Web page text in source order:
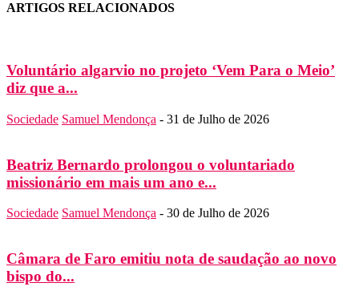
ARTIGOS RELACIONADOS
Voluntário algarvio no projeto ‘Vem Para o Meio’
diz que a...
Sociedade Samuel Mendonça - 31 de Julho de 2026
Beatriz Bernardo prolongou o voluntariado
missionário em mais um ano e...
Sociedade Samuel Mendonça - 30 de Julho de 2026
Câmara de Faro emitiu nota de saudação ao novo
bispo do...